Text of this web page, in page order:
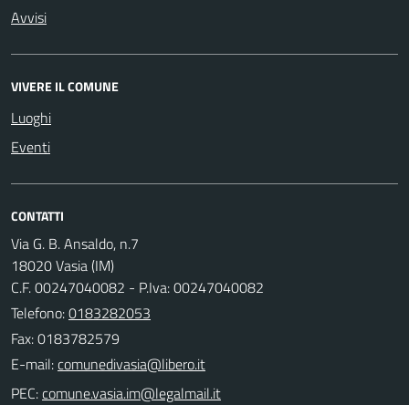
Avvisi
VIVERE IL COMUNE
Luoghi
Eventi
CONTATTI
Via G. B. Ansaldo, n.7
18020 Vasia (IM)
C.F. 00247040082 - P.Iva: 00247040082
Telefono:0183282053
Fax: 0183782579
E-mail:
PEC: